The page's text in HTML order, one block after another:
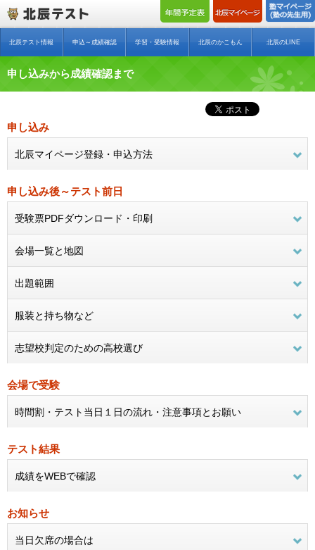
北辰テスト情報 申込～成績確認 学習・受験情報 北辰のかこもん 北辰のLINE
申し込みから成績確認まで
申し込み
北辰マイページ登録・申込方法
申し込み後～テスト前日
受験票PDFダウンロード・印刷
会場一覧と地図
出題範囲
服装と持ち物など
志望校判定のための高校選び
会場で受験
時間割・テスト当日１日の流れ・注意事項とお願い
テスト結果
成績をWEBで確認
お知らせ
当日欠席の場合は